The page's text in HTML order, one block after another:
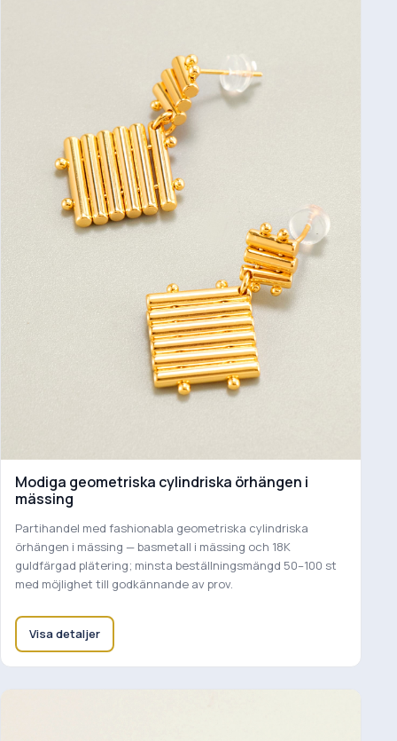
Modiga geometriska cylindriska örhängen i
mässing
Partihandel med fashionabla geometriska cylindriska
örhängen i mässing — basmetall i mässing och 18K
guldfärgad plätering; minsta beställningsmängd 50–100 st
med möjlighet till godkännande av prov.
Visa detaljer